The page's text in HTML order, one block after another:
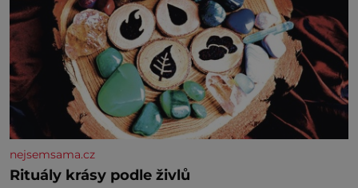
nejsemsama.cz
Rituály krásy podle živlů